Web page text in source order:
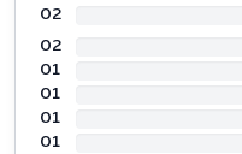
02
02
01
01
01
01